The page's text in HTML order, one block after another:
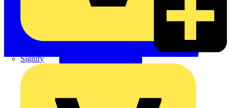
Signify